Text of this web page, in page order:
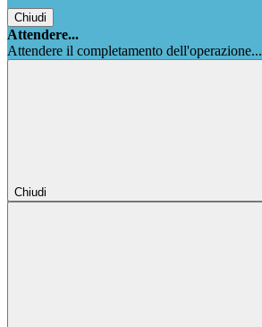
Chiudi
Attendere...
Attendere il completamento dell'operazione...
Chiudi